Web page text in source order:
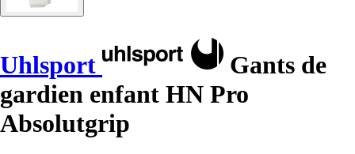
Uhlsport
Gants de
gardien enfant HN Pro
Absolutgrip